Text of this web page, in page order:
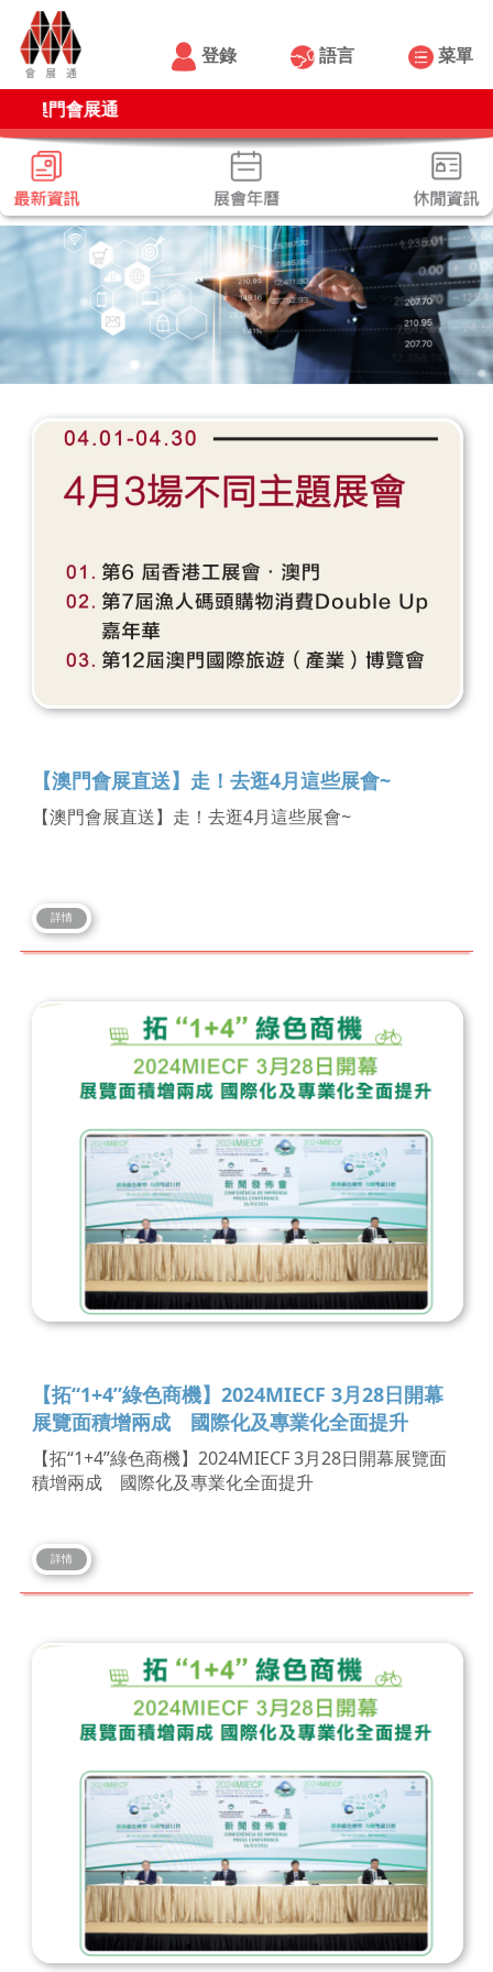
登錄 語言 菜單
門會展通
【澳門會展直送】走！去逛4月這些展會~
【澳門會展直送】走！去逛4月這些展會~
詳情
【拓“1+4”綠色商機】2024MIECF 3月28日開幕
展覽面積增兩成 國際化及專業化全面提升
【拓“1+4”綠色商機】2024MIECF 3月28日開幕展覽面
積增兩成 國際化及專業化全面提升
詳情